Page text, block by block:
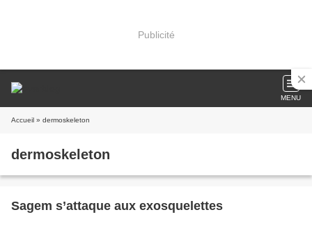
Publicité
MENU
Accueil » dermoskeleton
dermoskeleton
Sagem s’attaque aux exosquelettes